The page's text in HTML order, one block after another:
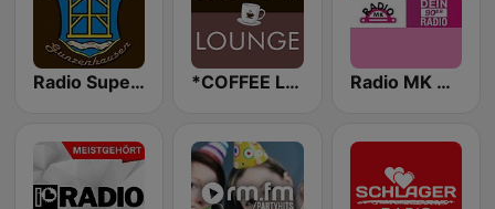
Radio Superoldie Musik *COFFEE LOUNGE Radio MK 90er